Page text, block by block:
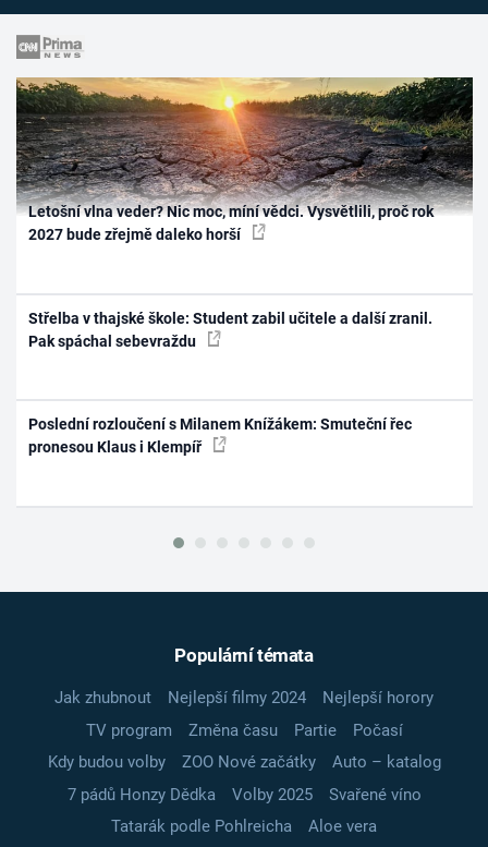
Letošní vlna veder? Nic moc, míní vědci. Vysvětlili, proč rok
2027 bude zřejmě daleko horší
Střelba v thajské škole: Student zabil učitele a další zranil.
Pak spáchal sebevraždu
Poslední rozloučení s Milanem Knížákem: Smuteční řec
pronesou Klaus i Klempíř
Populární témata
Jak zhubnout Nejlepší filmy 2024
Nejlepší horory
TV program
Změna času Partie
Počasí
Kdy budou volby
ZOO Nové začátky
Auto – katalog
7 pádů Honzy Dědka
Volby 2025
Svařené víno
Tatarák podle Pohlreicha
Aloe vera